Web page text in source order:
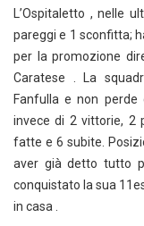
L’Ospitaletto , nelle
pareggi e 1 sconfitta;
per la promozione
Caratese . La
Fanfulla e non
invece di 2 vittorie, 2
fatte e 6 subite.
aver già detto tutto
conquistato la sua
in casa .